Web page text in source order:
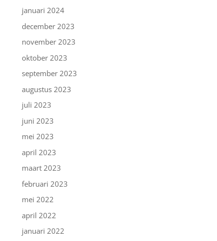
januari 2024
december 2023
november 2023
oktober 2023
september 2023
augustus 2023
juli 2023
juni 2023
mei 2023
april 2023
maart 2023
februari 2023
mei 2022
april 2022
januari 2022